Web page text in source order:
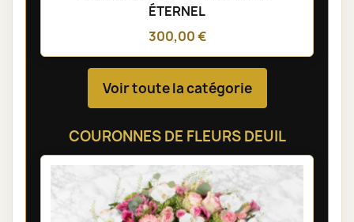
ÉTERNEL
300,00 €
Voir toute la catégorie
COURONNES DE FLEURS DEUIL